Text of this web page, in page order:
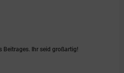
Beitrages. Ihr seid großartig!